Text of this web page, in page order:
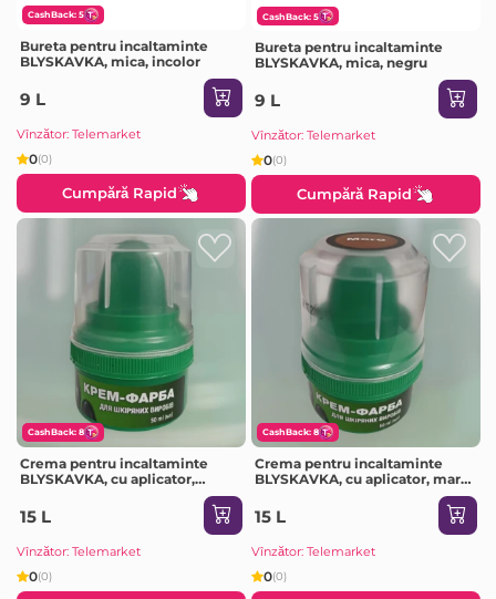
CashBack: 5
Bureta pentru incaltaminte
BLYSKAVKA, mica, incolor
9 L
Vînzător: Telemarket
0(0)
Cumpără Rapid
CashBack: 5
Bureta pentru incaltaminte
BLYSKAVKA, mica, negru
9 L
Vînzător: Telemarket
0(0)
Cumpără Rapid
CashBack: 8
Crema pentru incaltaminte
BLYSKAVKA, cu aplicator,
15 L
Vînzător: Telemarket
0(0)
CashBack: 8
Crema pentru incaltaminte
BLYSKAVKA, cu aplicator, maro,
15 L
Vînzător: Telemarket
0(0)